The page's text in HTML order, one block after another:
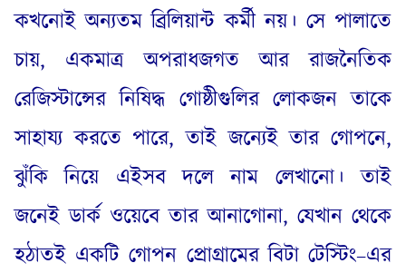
কখনোই অন্যতম ব্রিলিয়ান্ট কর্মী নয়। সে পালাতে
চায়, একমাত্র অপরাধজগত আর রাজনৈতিক
রেজিস্টান্সের নিষিদ্ধ গোষ্ঠীগুলির লোকজন তাকে
সাহায্য করতে পারে,তাই জন্যেই তার গোপনে,
ঝুঁকি নিয়ে এইসব দলে নাম লেখানো। তাই
জনেই ডার্ক ওয়েবে তার আনাগোনা, যেখান থেকে
হঠাতই একটি গোপন প্রোগ্রামের বিটা টেস্টিং–এর